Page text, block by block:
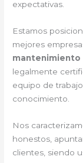
expectativas.
Estamos
mejores
mantenimiento
legalmente
equipo de
conocimiento.
Nos
honestos,
clientes, siendo